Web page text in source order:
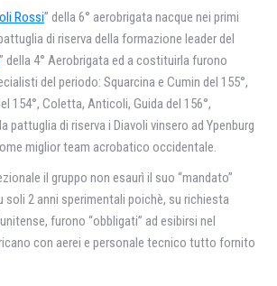
Rossi” della 6° aerobrigata nacque nei primi
di riserva della formazione leader del
” della 4° Aerobrigata ed a costituirla furono
del periodo: Squarcina e Cumin del 155°,
154°, Coletta, Anticoli, Guida del 156°,
di riserva i Diavoli vinsero ad Ypenburg
miglior team acrobatico occidentale.
il gruppo non esaurì il suo “mandato”
2 anni sperimentali poichè, su richiesta
furono “obbligati” ad esibirsi nel
con aerei e personale tecnico tutto fornito